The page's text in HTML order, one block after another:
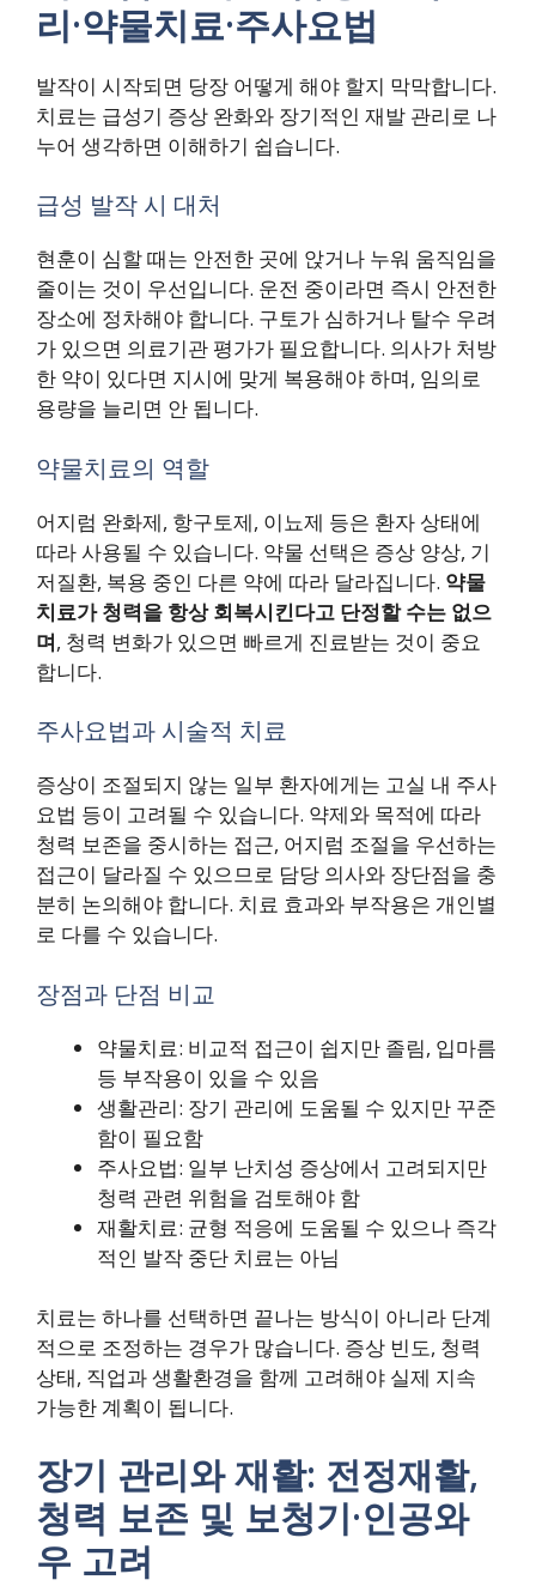
리·약물치료·주사요법
발작이 시작되면 당장 어떻게 해야 할지 막막합니다.
치료는 급성기 증상 완화와 장기적인 재발 관리로 나
누어 생각하면 이해하기 쉽습니다.
급성 발작 시 대처
현훈이 심할 때는 안전한 곳에 앉거나 누워 움직임을
줄이는 것이 우선입니다. 운전 중이라면 즉시 안전한
장소에 정차해야 합니다. 구토가 심하거나 탈수 우려
가 있으면 의료기관 평가가 필요합니다. 의사가 처방
한 약이 있다면 지시에 맞게 복용해야 하며, 임의로
용량을 늘리면 안 됩니다.
약물치료의 역할
어지럼 완화제, 항구토제, 이뇨제 등은 환자 상태에
따라 사용될 수 있습니다. 약물 선택은 증상 양상, 기
저질환, 복용 중인 다른 약에 따라 달라집니다. 약물
치료가 청력을 항상 회복시킨다고 단정할 수는 없으
며, 청력 변화가 있으면 빠르게 진료받는 것이 중요
합니다.
주사요법과 시술적 치료
증상이 조절되지 않는 일부 환자에게는 고실 내 주사
요법 등이 고려될 수 있습니다. 약제와 목적에 따라
청력 보존을 중시하는 접근, 어지럼 조절을 우선하는
접근이 달라질 수 있으므로 담당 의사와 장단점을 충
분히 논의해야 합니다. 치료 효과와 부작용은 개인별
로 다를 수 있습니다.
장점과 단점 비교
약물치료: 비교적 접근이 쉽지만 졸림, 입마름
등 부작용이 있을 수 있음
생활관리: 장기 관리에 도움될 수 있지만 꾸준
함이 필요함
주사요법: 일부 난치성 증상에서 고려되지만
청력 관련 위험을 검토해야 함
재활치료: 균형 적응에 도움될 수 있으나 즉각
적인 발작 중단 치료는 아님
치료는 하나를 선택하면 끝나는 방식이 아니라 단계
적으로 조정하는 경우가 많습니다. 증상 빈도, 청력
상태, 직업과 생활환경을 함께 고려해야 실제 지속
가능한 계획이 됩니다.
장기 관리와 재활: 전정재활,
청력 보존 및 보청기·인공와
우 고려